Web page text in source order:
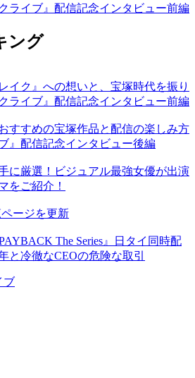
イブ』配信記念インタビュー前編
ング
イク』への想いと、宝塚時代を振り
イブ』配信記念インタビュー前編
すすめの宝塚作品と配信の楽しみ方
』配信記念インタビュー後編
に厳選！ビジュアル最強女優が出演
をご紹介！
ージを更新
The Series』日タイ同時配
と冷徹なCEOの危険な取引